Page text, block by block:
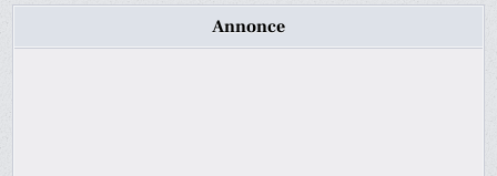
Annonce